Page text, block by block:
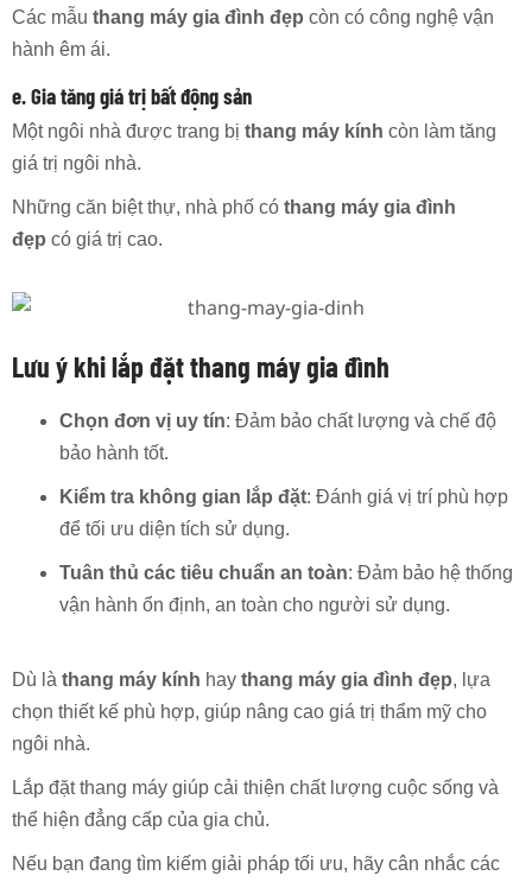
Các mẫu thang máy gia đình đẹp còn có công nghệ vận
hành êm ái.
e. Gia tăng giá trị bất động sản
Một ngôi nhà được trang bị thang máy kính còn làm tăng
giá trị ngôi nhà.
Những căn biệt thự, nhà phố có thang máy gia đình
đẹp có giá trị cao.
Lưu ý khi lắp đặt thang máy gia đình
Chọn đơn vị uy tín: Đảm bảo chất lượng và chế độ
bảo hành tốt.
Kiểm tra không gian lắp đặt: Đánh giá vị trí phù hợp
để tối ưu diện tích sử dụng.
Tuân thủ các tiêu chuẩn an toàn: Đảm bảo hệ thống
vận hành ổn định, an toàn cho người sử dụng.
Dù là thang máy kính hay thang máy gia đình đẹp, lựa
chọn thiết kế phù hợp, giúp nâng cao giá trị thẩm mỹ cho
ngôi nhà.
Lắp đặt thang máy giúp cải thiện chất lượng cuộc sống và
thể hiện đẳng cấp của gia chủ.
Nếu bạn đang tìm kiếm giải pháp tối ưu, hãy cân nhắc các